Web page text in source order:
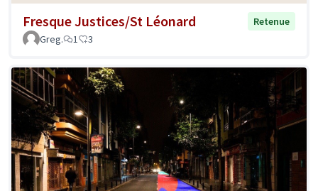
Fresque Justices/St Léonard
Retenue
Greg.
1 3